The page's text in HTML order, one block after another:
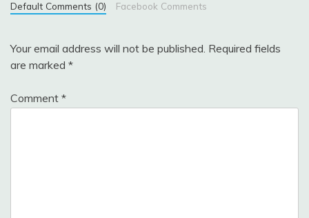
Default Comments (0) Facebook Comments
Your email address will not be published. Required fields
are marked *
Comment *